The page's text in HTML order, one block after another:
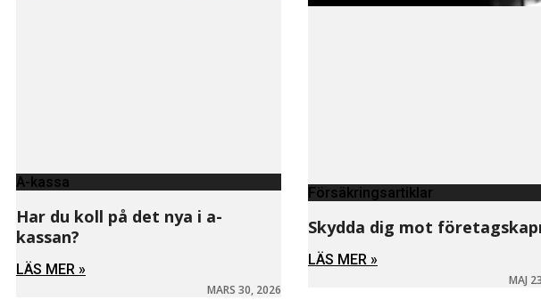
A-kassa
Har du koll på det nya i a-
kassan?
LÄS MER »
MARS 30, 2026
Försäkringsartiklar
Skydda dig mot
LÄS MER »
MAJ